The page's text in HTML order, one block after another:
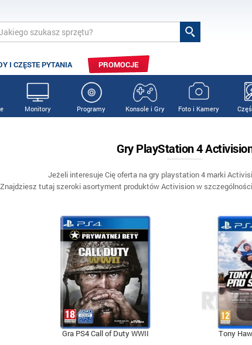
I CZĘSTE PYTANIA PROMOCJE
Monitory Programy Konsole i Gry Foto i Kamery
Gry PlayStation 4
Jeżeli interesuje Cię oferta na gry playstation 4 marki
Znajdziesz tutaj szeroki asortyment produktów Activision w
Gra PS4 Call of Duty WWII Tony